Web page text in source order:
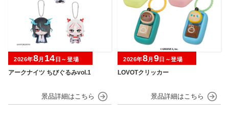
アークナイツ ちびぐるみvol.1
2026年8月 14 日～登場
LOVOTクリッカー
2026年8月 9 日～登場